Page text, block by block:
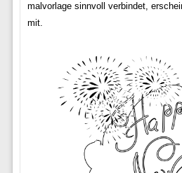
malvorlage sinnvoll verbindet,
mit.